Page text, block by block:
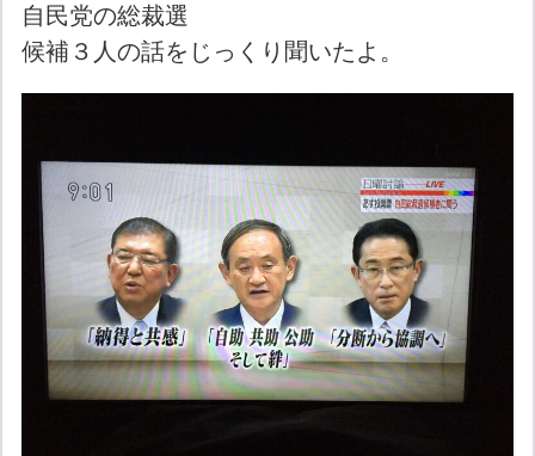
自民党の総裁選
候補３人の話をじっくり聞いたよ。